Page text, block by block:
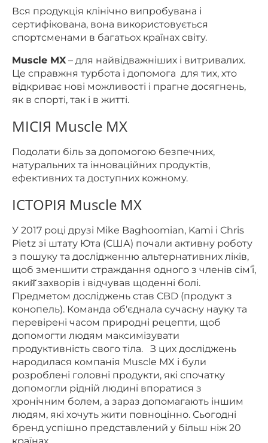
Вся продукція клінічно випробувана і
сертифікована, вона використовується
спортсменами в багатьох країнах світу.
Muscle MX – для найвідважніших і витривалих.
Це справжня турбота і допомога для тих, хто
відкриває нові можливості і прагне досягнень,
як в спорті, так і в житті.
МІСІЯ Muscle MX
Подолати біль за допомогою безпечних,
натуральних та інноваційних продуктів,
ефективних та доступних кожному.
ІСТОРІЯ Muscle MX
У 2017 році друзі Mike Baghoomian, Kami і Chris
Pietz зі штату Юта (США) почали активну роботу
з пошуку та дослідженню альтернативних ліків,
щоб зменшити страждання одного з членів сім’ї̈,
який̆ захворів і відчував щоденні болі.
Предметом досліджень став CBD (продукт з
конопель). Команда об'єднала сучасну науку та
перевірені часом природні рецепти, щоб
допомогти людям максимізувати
продуктивність свого тіла. З цих досліджень
народилася компанія Muscle MX і були
розроблені головні продукти, які спочатку
допомогли рідній людині впоратися з
хронічним болем, а зараз допомагають іншим
людям, які хочуть жити повноцінно. Сьогодні
бренд успішно представлений у більш ніж 20